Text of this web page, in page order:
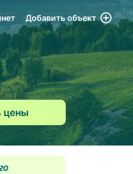
Добавитьобъект